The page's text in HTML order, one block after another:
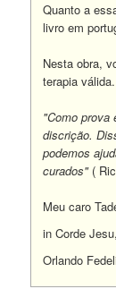
Quanto a
livro em
Nesta obra,
terapia válida.
"Como prova
discrição.
podemos
curados"(
Meu caro
in Corde
Orlando